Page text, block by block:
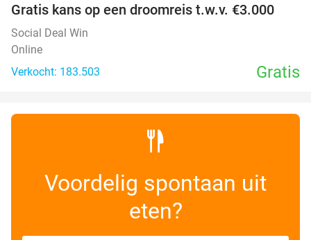
Gratis kans op een droomreis t.w.v. €3.000
Social Deal Win
Online
Verkocht: 183.503
Gratis
Voordelig spontaan uit
eten?